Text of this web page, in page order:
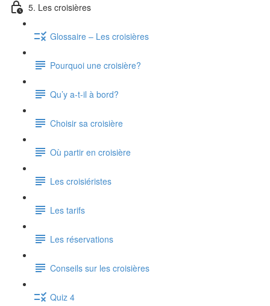
5. Les croisières
Glossaire – Les croisières
Pourquoi une croisière?
Qu’y a-t-il à bord?
Choisir sa croisière
Où partir en croisière
Les croisiéristes
Les tarifs
Les réservations
Conseils sur les croisières
Quiz 4